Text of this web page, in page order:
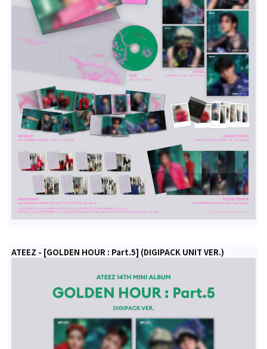
ATEEZ - [GOLDEN HOUR : Part.5] (DIGIPACK UNIT VER.)